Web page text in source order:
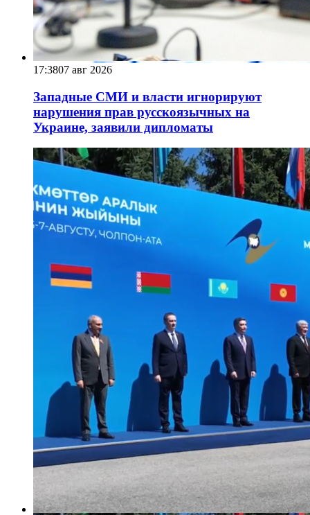
17:3807 авг 2026
Западные СМИ и власти игнорируют
нарушения прав русскоязычных на
Украине, заявили дипломаты